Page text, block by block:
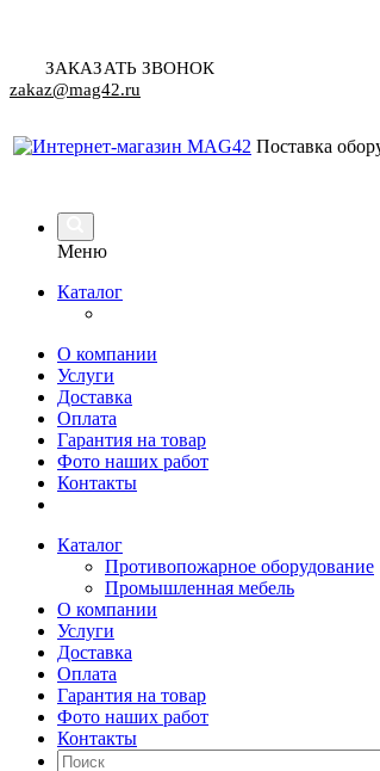
ЗАКАЗАТЬ ЗВОНОК
zakaz@mag42.ru
Поставка
Меню
Каталог
О компании
Услуги
Доставка
Оплата
Гарантия на товар
Фото наших работ
Контакты
Каталог
Противопожарное оборудование
Промышленная мебель
О компании
Услуги
Доставка
Оплата
Гарантия на товар
Фото наших работ
Контакты